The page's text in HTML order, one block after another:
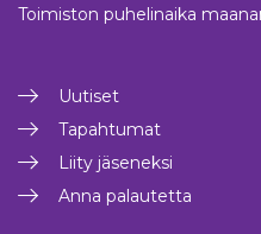
Toimiston puhelinaika
Uutiset
Tapahtumat
Liity jäseneksi
Anna palautetta